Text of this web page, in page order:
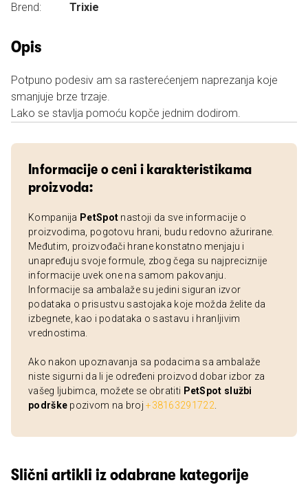
Brend:
Trixie
Opis
Potpuno podesiv am sa rasterećenjem naprezanja koje
smanjuje brze trzaje.
Lako se stavlja pomoću kopče jednim dodirom.
Informacije o ceni i karakteristikama
proizvoda:
Kompanija PetSpot nastoji da sve informacije o
proizvodima, pogotovu hrani, budu redovno ažurirane.
Međutim, proizvođači hrane konstatno menjaju i
unapređuju svoje formule, zbog čega su najpreciznije
informacije uvek one na samom pakovanju.
Informacije sa ambalaže su jedini siguran izvor
podataka o prisustvu sastojaka koje možda želite da
izbegnete, kao i podataka o sastavu i hranljivim
vrednostima.
Ako nakon upoznavanja sa podacima sa ambalaže
niste sigurni da li je određeni proizvod dobar izbor za
vašeg ljubimca, možete se obratiti PetSpot službi
podrške pozivom na broj+38163291722
Slični artikli iz odabrane kategorije